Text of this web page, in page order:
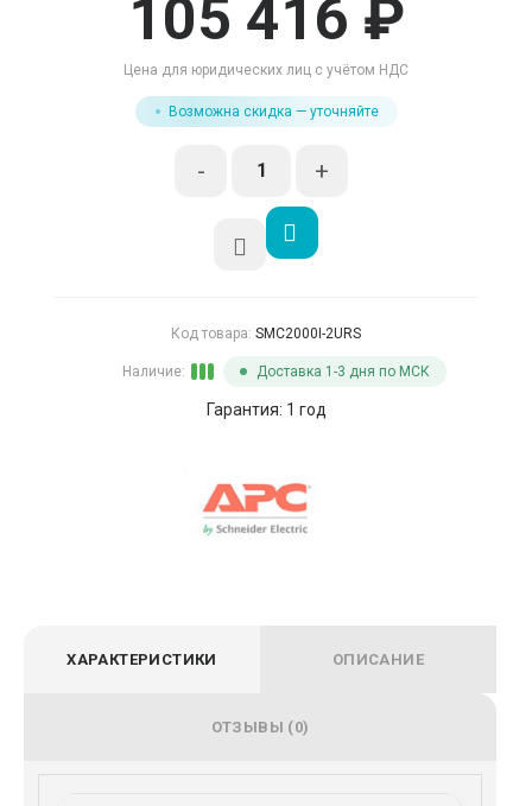
ХАРАКТЕРИСТИКИ ОПИСАНИЕ
ОТЗЫВЫ (0)
105 416 ₽
Цена для юридических лиц с учётом НДС
Возможна скидка — уточняйте
- +
Код товара: SMC2000I-2URS
Наличие: Доставка 1-3 дня по МСК
Гарантия: 1 год